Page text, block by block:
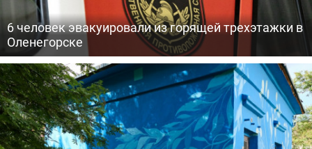
6 человек эвакуировали из горящей трехэтажки в
Оленегорске